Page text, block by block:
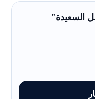
السعيدة"